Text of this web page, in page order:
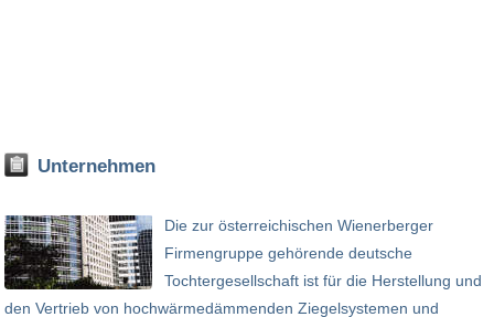
Unternehmen
Die zur österreichischen Wienerberger
Firmengruppe gehörende deutsche
Tochtergesellschaft ist für die Herstellung und
den Vertrieb von hochwärmedämmenden Ziegelsystemen und